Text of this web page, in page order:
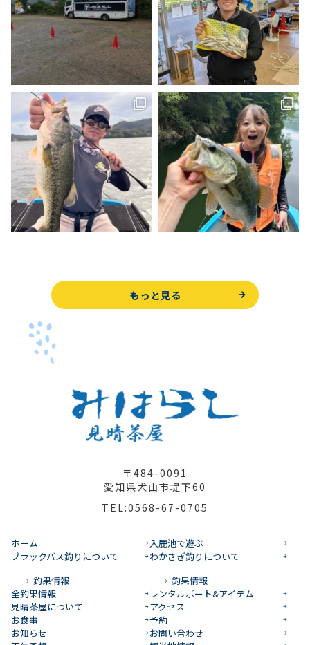
もっと見る
〒484-0091
愛知県犬山市堤下60
TEL:0568-67-0705
ホーム
入鹿池で遊ぶ
ブラックバス釣りについて
釣果情報
わかさぎ釣りについて
釣果情報
全釣果情報
レンタルボート&アイテム
見晴茶屋について
アクセス
お食事
予約
お知らせ
お問い合わせ